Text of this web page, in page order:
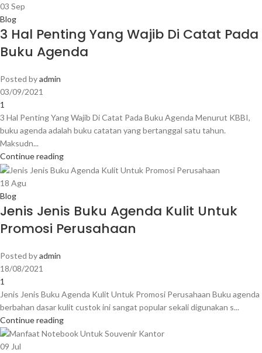
03 Sep
Blog
3 Hal Penting Yang Wajib Di Catat Pada
Buku Agenda
Posted byadmin
03/09/2021
1
3 Hal Penting Yang Wajib Di Catat Pada Buku Agenda Menurut KBBI,
buku agenda adalah buku catatan yang bertanggal satu tahun.
Maksudn...
Continue reading
18 Agu
Blog
Jenis Jenis Buku Agenda Kulit Untuk
Promosi Perusahaan
Posted byadmin
18/08/2021
1
Jenis Jenis Buku Agenda Kulit Untuk Promosi Perusahaan Buku agenda
berbahan dasar kulit custok ini sangat popular sekali digunakan s...
Continue reading
09 Jul